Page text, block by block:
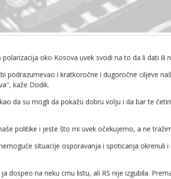
oko Kosova uvek svodi na to da li dati ili
podrazumevao i kratkoročne i dugoročne ciljeve
kaže Dodik.
da su mogli da pokažu dobru volju i da bar te
politike i jeste što mi uvek očekujemo, a ne
situacije osporavanja i spoticanja okrenuli
dospeo na neku crnu listu, ali RS nije izgubila.